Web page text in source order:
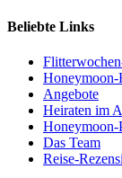
Beliebte Links
Angebote
Heiraten im
Honeymoon-
Das Team
Reise-